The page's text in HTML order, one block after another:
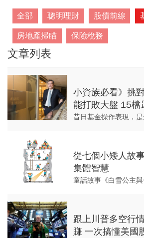
全部 聰明理財 股債前線
房地產掃瞄
保險稅務
文章列表
小資族必看》挑
能打敗大盤 15檔
20年不敗的祕密
昔日基金操作表現，
元，就有15檔台股基
400萬元，這些基金值
從七個小矮人故
集體智慧
童話故事《白雪公主
其職、合作無間，將
致，共同完成許多困
跟上川普多空行
賺 一次搞懂美國